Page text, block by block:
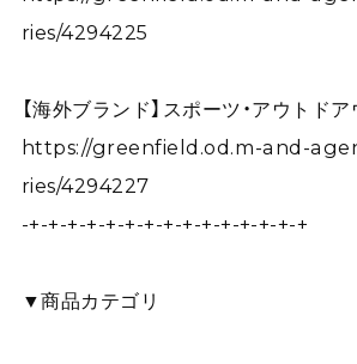
ries/4294225
【海外ブランド】スポーツ・アウトド
https://greenfield.od.m-and-
ries/4294227
-+-+-+-+-+-+-+-+-+-+-+-+-+-+-+
▼商品カテゴリ